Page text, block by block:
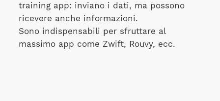
training app: inviano i dati, ma possono
ricevere anche informazioni.
Sono indispensabili per sfruttare al
massimo app come Zwift, Rouvy, ecc.